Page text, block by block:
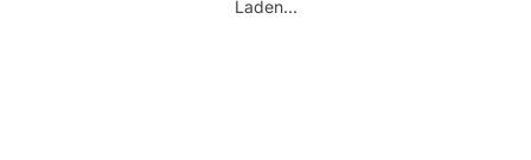
Laden...